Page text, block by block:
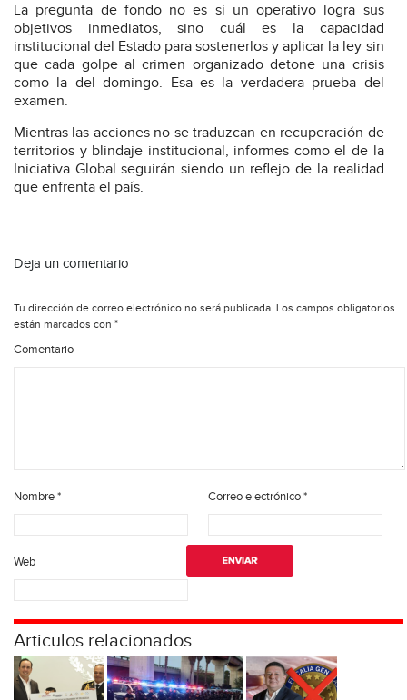
La pregunta de fondo no es si un operativo logra sus
objetivos inmediatos, sino cuál es la capacidad
institucional del Estado para sostenerlos y aplicar la ley sin
que cada golpe al crimen organizado detone una crisis
como la del domingo. Esa es la verdadera prueba del
examen.
Mientras las acciones no se traduzcan en recuperación de
territorios y blindaje institucional, informes como el de la
Iniciativa Global seguirán siendo un reflejo de la realidad
que enfrenta el país.
Deja un comentario
Tu dirección de correo electrónico no será publicada. Los campos obligatorios
están marcados con *
Comentario
Nombre* Correo electrónico*
Web
Articulos relacionados